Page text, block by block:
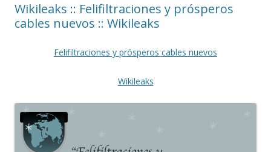
Wikileaks :: Felifiltraciones y prósperos
cables nuevos :: Wikileaks
Felifiltraciones y prósperos cables nuevos
Wikileaks